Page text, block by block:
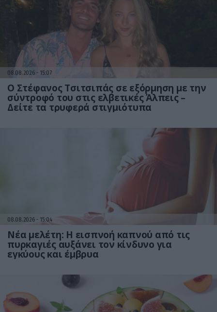
08.08.2026 15:07
Ο Στέφανος Τσιτσιπάς σε εξόρμηση με την
σύντροφό του στις ελβετικές Άλπεις –
Δείτε τα τρυφερά στιγμιότυπα
08.08.2026 15:04
Νέα μελέτη: Η εισπνοή καπνού από τις
πυρκαγιές αυξάνει τον κίνδυνο για
εγκύους και έμβρυα